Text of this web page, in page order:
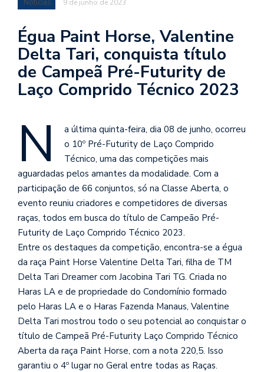
Notícias 9 de junho de 2023
Égua Paint Horse, Valentine
Delta Tari, conquista título
de Campeã Pré-Futurity de
Laço Comprido Técnico 2023
N
a última quinta-feira, dia 08 de junho, ocorreu
o 10º Pré-Futurity de Laço Comprido
Técnico, uma das competições mais
aguardadas pelos amantes da modalidade. Com a
participação de 66 conjuntos, só na Classe Aberta, o
evento reuniu criadores e competidores de diversas
raças, todos em busca do título de Campeão Pré-
Futurity de Laço Comprido Técnico 2023.
Entre os destaques da competição, encontra-se a égua
da raça Paint Horse Valentine Delta Tari, filha de TM
Delta Tari Dreamer com Jacobina Tari TG. Criada no
Haras LA e de propriedade do Condomínio formado
pelo Haras LA e o Haras Fazenda Manaus, Valentine
Delta Tari mostrou todo o seu potencial ao conquistar o
título de Campeã Pré-Futurity Laço Comprido Técnico
Aberta da raça Paint Horse, com a nota 220,5. Isso
garantiu o 4º lugar no Geral entre todas as Raças.